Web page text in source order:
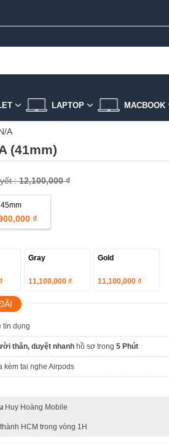
LAPTOP MACBOOK
A
(41mm)
:12,100,000 ₫
45mm
₫
Gray
11,100,000 ₫
Gold
11,100,000 ₫
tín dụng
thân, duyệt nhanh hồ sơ trong 5 Phút
kèm tai nghe Airpods
Huy Hoàng Mobile
HCM trong vòng 1H